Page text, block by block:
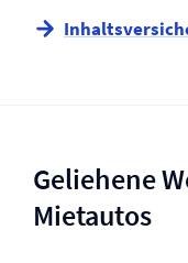
Geliehene
Mietautos